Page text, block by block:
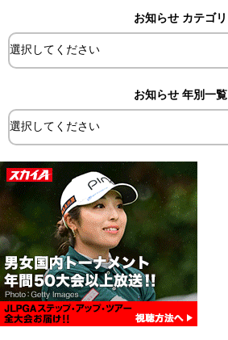
お知らせ カテゴリ
お知らせ 年別一覧